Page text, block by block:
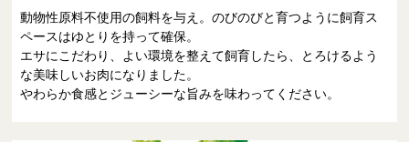
動物性原料不使用の飼料を与え。のびのびと育つように飼育ス
ペースはゆとりを持って確保。
エサにこだわり、よい環境を整えて飼育したら、とろけるよう
な美味しいお肉になりました。
やわらか食感とジューシーな旨みを味わってください。